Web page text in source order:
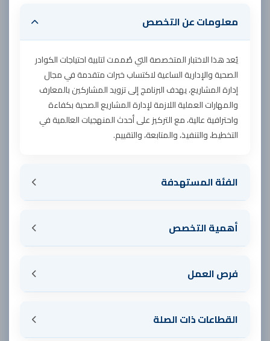
معلومات عن التخصص
يُعد هذا الاختبار المتخصصة التي صُممت لتلبية احتياجات الكوادر
الصحية والإدارية الساعية لاكتساب خبرات متقدمة في مجال
إدارة المشاريع، يهدف البرنامج إلى تزويد المشاركين بالمعارف
والمهارات العملية اللازمة لإدارة المشاريع الصحية بكفاءة
واحترافية عالية، مع التركيز على أحدث المنهجيات العالمية في
التخطيط، والتنفيذ، والمتابعة، والتقييم.
الفئة المستهدفة
أهمية التخصص
فرص العمل
القطاعات ذات الصلة